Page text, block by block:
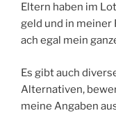
Eltern haben im
geld und in meiner
ach egal mein
Es gibt auch
Alternativen,
meine Angaben